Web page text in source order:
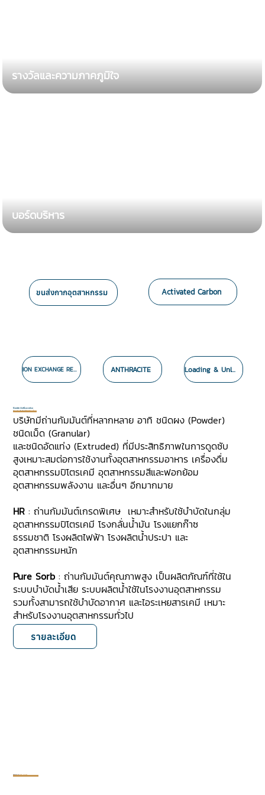
บอร์ดบริหาร
รางวัลและความภาคภูมิใจ
ขนส่งกากอุตสาหกรรม Activated Carbon
ION EXCHANGE RESIN ANTHRACITE Loading & Unloading
รายละเอียด
บริษัทมีถ่านกัมมันต์ที่หลากหลาย อาทิ ชนิดผง (Powder)
ชนิดเม็ด (Granular)
และชนิดอัดแท่ง (Extruded) ที่มีประสิทธิภาพในการดูดซับ
สูงเหมาะสมต่อการใช้งานทั้งอุตสาหกรรมอาหาร เครื่องดื่ม
อุตสาหกรรมปิโตรเคมี อุตสาหกรรมสีและฟอกย้อม
อุตสาหกรรมพลังงาน และอื่นๆ อีกมากมาย
HR : ถ่านกัมมันต์เกรดพิเศษ เหมาะสำหรับใช้บำบัดในกลุ่ม
อุตสาหกรรมปิโตรเคมี โรงกลั่นน้ำมัน โรงแยกก๊าซ
ธรรมชาติ โรงผลิตไฟฟ้า โรงผลิตน้ำประปา และ
อุตสาหกรรมหนัก
Pure Sorb : ถ่านกัมมันต์คุณภาพสูง เป็นผลิตภัณฑ์ที่ใช้ใน
ระบบบำบัดน้ำเสีย ระบบผลิตน้ำใช้ในโรงงานอุตสาหกรรม
รวมทั้งสามารถใช้บำบัดอากาศ และไอระเหยสารเคมี เหมาะ
สำหรับโรงงานอุตสาหกรรมทั่วไป
ไร้มลพิษ รักษ์สิ่งแวดล้อม
ต้องถ่านกัมมันต์ไร้ท์ โซลูชั่น
PROJECTS BYRIGHT SOLUTION